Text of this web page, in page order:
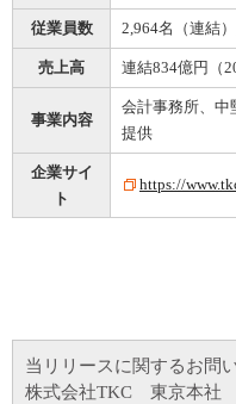
従業員数 2,964名（連結
売上高 連結834億円（
事業内容
会計事務所、中
提供
企業サイ
ト
https://
当リリースに関するお問
株式会社TKC 東京本社